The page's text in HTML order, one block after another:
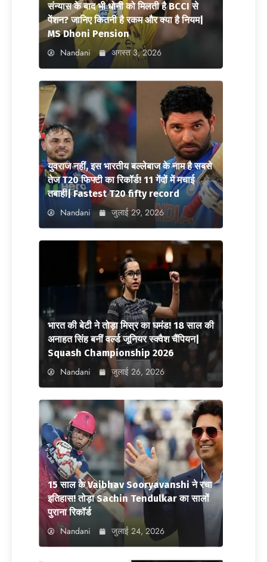
संन्यास के बाद भी धोनी को मिलती है BCCI से
पेंशन? जानिए कितनी है रकम और क्या है नियम|
MS Dhoni Pension
Nandani अगस्त 3, 2026
युवराज नहीं, इस भारतीय बल्लेबाज के नाम है सबसे
तेज T20 फिफ्टी का रिकॉर्ड! 11 गेंदों में मचाई
तबाही| Fastest T20 fifty record
Nandani जुलाई 29, 2026
भारत की बेटी ने तोड़ा मिस्र का घमंड! 18 साल की
अनाहत सिंह बनीं वर्ल्ड जूनियर स्क्वैश चैंपियन|
Squash Championship 2026
Nandani जुलाई 26, 2026
15 साल के Vaibhav Sooryavanshi ने रचा
इतिहास! तोड़ा Sachin Tendulkar का सालों
पुराना रिकॉर्ड
Nandani जुलाई 24, 2026